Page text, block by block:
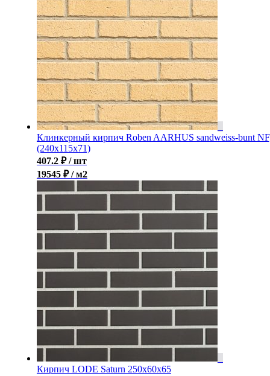
Клинкерный кирпич Roben AARHUS sandweiss-bunt
(240х115х71)
407.2 ₽ / шт
19545 ₽ / м2
Кирпич LODE Saturn 250x60x65